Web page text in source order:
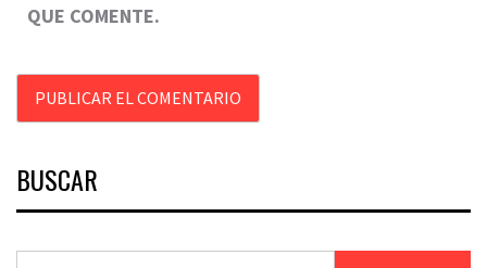
QUE COMENTE.
BUSCAR